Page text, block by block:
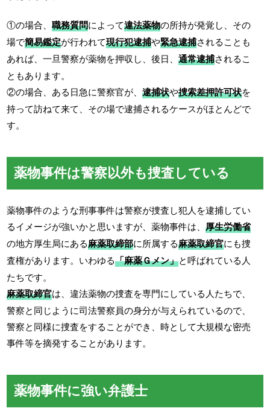
①の場合、職務質問によって違法薬物の所持が発覚し、その
場で簡易鑑定が行われて現行犯逮捕や緊急逮捕されることも
あれば、一旦警察が薬物を押収し、後日、通常逮捕されるこ
ともあります。
②の場合、ある日急に警察官が、逮捕状や捜索差押許可状を
持って訪ねて来て、その場で逮捕されるケースがほとんどで
す。
薬物事件は警察以外も捜査している
薬物事件のような刑事事件は警察が捜査し犯人を逮捕してい
るイメージが強いかと思いますが、薬物事件は、厚生労働省
の地方厚生局にある麻薬取締部に所属する麻薬取締官にも捜
査権があります。いわゆる「麻薬Ｇメン」と呼ばれている人
たちです。
麻薬取締官は、違法薬物の捜査を専門にしている人たちで、
警察と同じように司法警察員の身分が与えられているので、
警察と同様に捜査をすることができ、時として大規模な密売
事件等を摘発することがあります。
薬物事件に強い弁護士